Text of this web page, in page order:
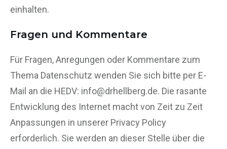
einhalten.
Fragen und Kommentare
Für Fragen, Anregungen oder Kommentare zum
Thema Datenschutz wenden Sie sich bitte per E-
Mail an die HEDV: info@drhellberg.de. Die rasante
Entwicklung des Internet macht von Zeit zu Zeit
Anpassungen in unserer Privacy Policy
erforderlich. Sie werden an dieser Stelle über die